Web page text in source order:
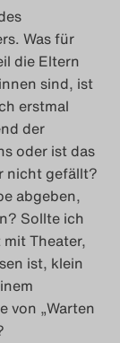
Blog
Blog
Blog
Blog
Was für
die Eltern
sind, ist
erstmal
der
oder ist das
nicht gefällt?
abgeben,
Sollte ich
Theater,
ist, klein
von „Warten